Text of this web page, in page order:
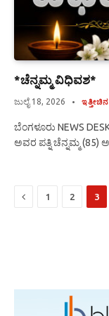
*ಚೆನ್ನಮ್ಮ ವಿಧಿವಶ*
ಜುಲೈ 18, 2026
ಬೆಂಗಳೂರು NEWS
ಅವರ ಪತ್ನಿ ಚೆನ್ನಮ್ಮ (85)
Previous
1 2 3